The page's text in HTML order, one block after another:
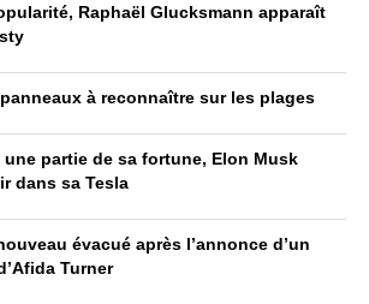
Raphaël Glucksmann apparaît
à reconnaître sur les plages
partie de sa fortune, Elon Musk
dans sa Tesla
évacué après l’annonce d’un
Turner